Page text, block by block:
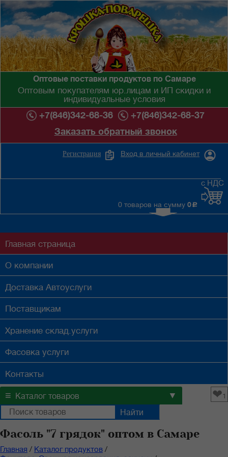
Оптовые поставки продуктов по Самаре
Оптовым покупателям юр.лицам и ИП скидки и
индивидуальные условия
+7(846)342-68-36
+7(846)342-68-37
Заказать обратный звонок
Вход в личный кабинет
Регистрация
0 товаров на сумму 0 c
с НДС
Главная страница
О компании
Доставка Автоуслуги
Поставщикам
Хранение склад.услуги
Фасовка услуги
Контакты
≡ Каталог товаров ▼ ❤1
Фасоль "7 грядок" оптом в Самаре
Главная / Каталог продуктов /